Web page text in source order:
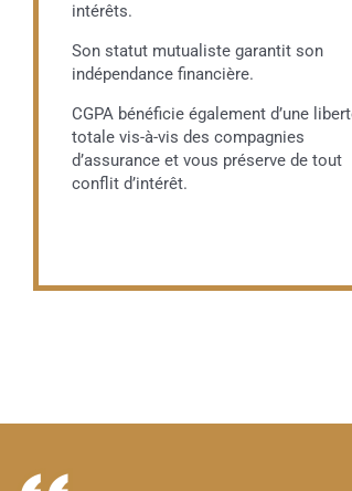
intérêts.
Son statut mutualiste garantit son
indépendance financière.
CGPA bénéficie également d’une
totale vis-à-vis des compagnies
d’assurance et vous préserve de tout
conflit d’intérêt.